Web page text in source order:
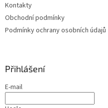
Kontakty
Obchodní podmínky
Podmínky ochrany osobních údajů
Přihlášení
E-mail